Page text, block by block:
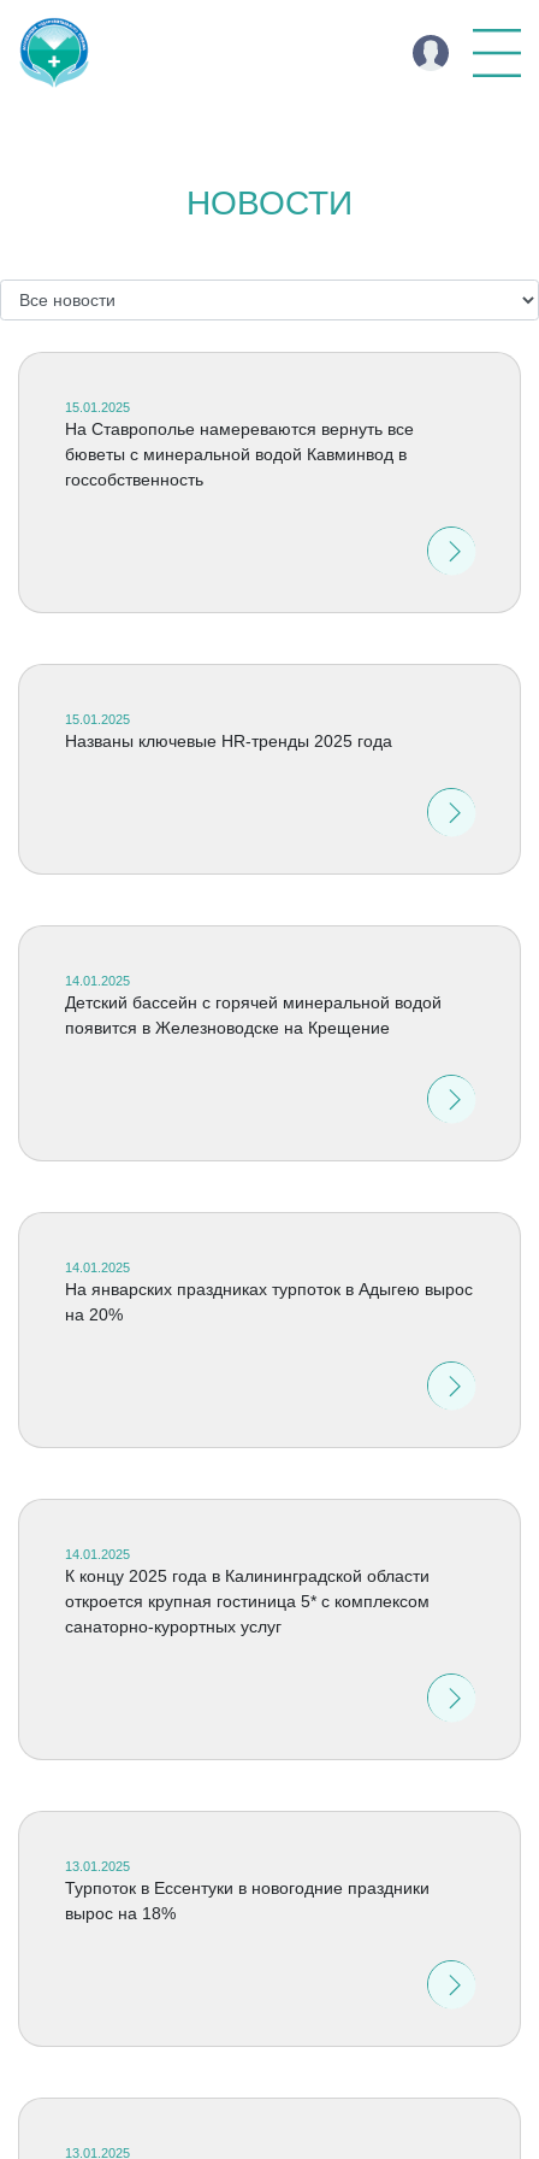
НОВОСТИ
15.01.2025
На Ставрополье намереваются вернуть все
бюветы с минеральной водой Кавминвод в
госсобственность
15.01.2025
Названы ключевые HR-тренды 2025 года
14.01.2025
Детский бассейн с горячей минеральной водой
появится в Железноводске на Крещение
14.01.2025
На январских праздниках турпоток в Адыгею вырос
на 20%
14.01.2025
К концу 2025 года в Калининградской области
откроется крупная гостиница 5* с комплексом
санаторно-курортных услуг
13.01.2025
Турпоток в Ессентуки в новогодние праздники
вырос на 18%
13.01.2025